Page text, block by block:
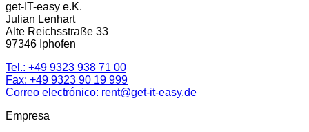
get-IT-easy e.K.
Julian Lenhart
Alte Reichsstraße 33
97346 Iphofen
Tel.: +49 9323 938 71 00
Fax: +49 9323 90 19 999
Correo electrónico: rent@get-it-easy.de
Empresa